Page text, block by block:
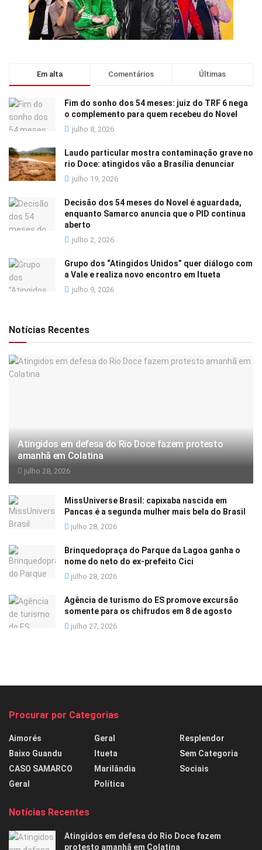
Em alta Comentários Últimas
Fim do sonho dos 54 meses: juiz do TRF 6 nega
o complemento para quem recebeu do Novel
julho 8, 2026
Laudo particular mostra contaminação grave no
rio Doce: atingidos vão a Brasília denunciar
julho 19, 2026
Decisão dos 54 meses do Novel é aguardada,
enquanto Samarco anuncia que o PID continua
aberto
julho 2, 2026
Grupo dos “Atingidos Unidos” quer diálogo com
a Vale e realiza novo encontro em Itueta
julho 9, 2026
Notícias Recentes
Atingidos em defesa do Rio Doce fazem protesto
amanhã em Colatina
julho 28, 2026
MissUniverse Brasil: capixaba nascida em
Pancas é a segunda mulher mais bela do Brasil
julho 28, 2026
Brinquedopraça do Parque da Lagoa ganha o
nome do neto do ex-prefeito Cici
julho 28, 2026
Agência de turismo do ES promove excursão
somente para os chifrudos em 8 de agosto
julho 27, 2026
Procurar por Categorias
Aimorés
Baixo Guandu
CASO SAMARCO
Geral
Geral
Itueta
Marilândia
Política
Resplendor
Sem Categoria
Sociais
Notícias Recentes
Atingidos em defesa do Rio Doce fazem
protesto amanhã em Colatina